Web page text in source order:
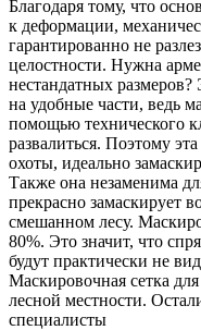
Благодаря тому, что
к деформации,
гарантированно не
целостности. Нужна
нестандатных размеров?
на удобные части, ведь
помощью технического
развалиться. Поэтому
охоты, идеально
Также она незаменима
прекрасно замаскирует
смешанном лесу.
80%. Это значит, что
будут практически не
Маскировочная сетка
лесной местности.
специалисты